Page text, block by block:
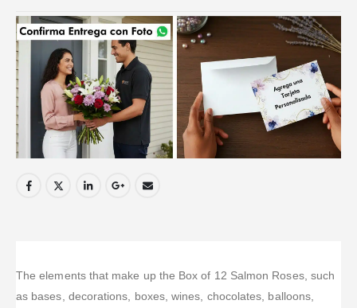
The elements that make up the Box of 12 Salmon Roses, such
as bases, decorations, boxes, wines, chocolates, balloons,